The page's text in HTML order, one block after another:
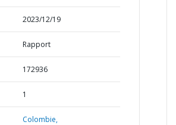
2023/12/19
Rapport
172936
1
Colombie,